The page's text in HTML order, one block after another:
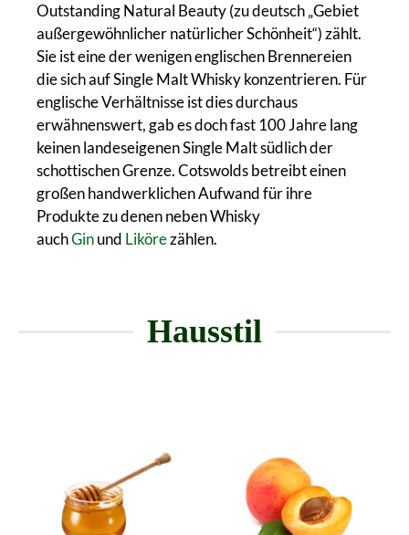
Outstanding Natural Beauty (zu deutsch „Gebiet
außergewöhnlicher natürlicher Schönheit“) zählt.
Sie ist eine der wenigen englischen Brennereien
die sich auf Single Malt Whisky konzentrieren. Für
englische Verhältnisse ist dies durchaus
erwähnenswert, gab es doch fast 100 Jahre lang
keinen landeseigenen Single Malt südlich der
schottischen Grenze. Cotswolds betreibt einen
großen handwerklichen Aufwand für ihre
Produkte zu denen neben Whisky
auchGinund Likörezählen.
Hausstil